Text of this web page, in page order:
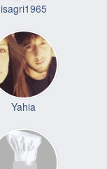
isagri1965
Yahia